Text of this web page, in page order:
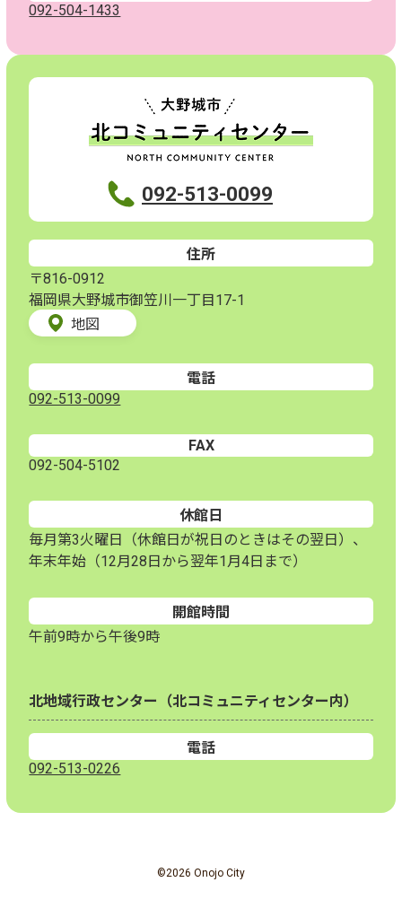
092-504-1433
092-513-0099
住所
〒816-0912
福岡県大野城市御笠川一丁目17-1
地図
電話
092-513-0099
FAX
092-504-5102
休館日
毎月第3火曜日（休館日が祝日のときはその翌日）、
年末年始（12月28日から翌年1月4日まで）
開館時間
午前9時から午後9時
北地域行政センター（北コミュニティセンター内）
電話
092-513-0226
©2026 Onojo City